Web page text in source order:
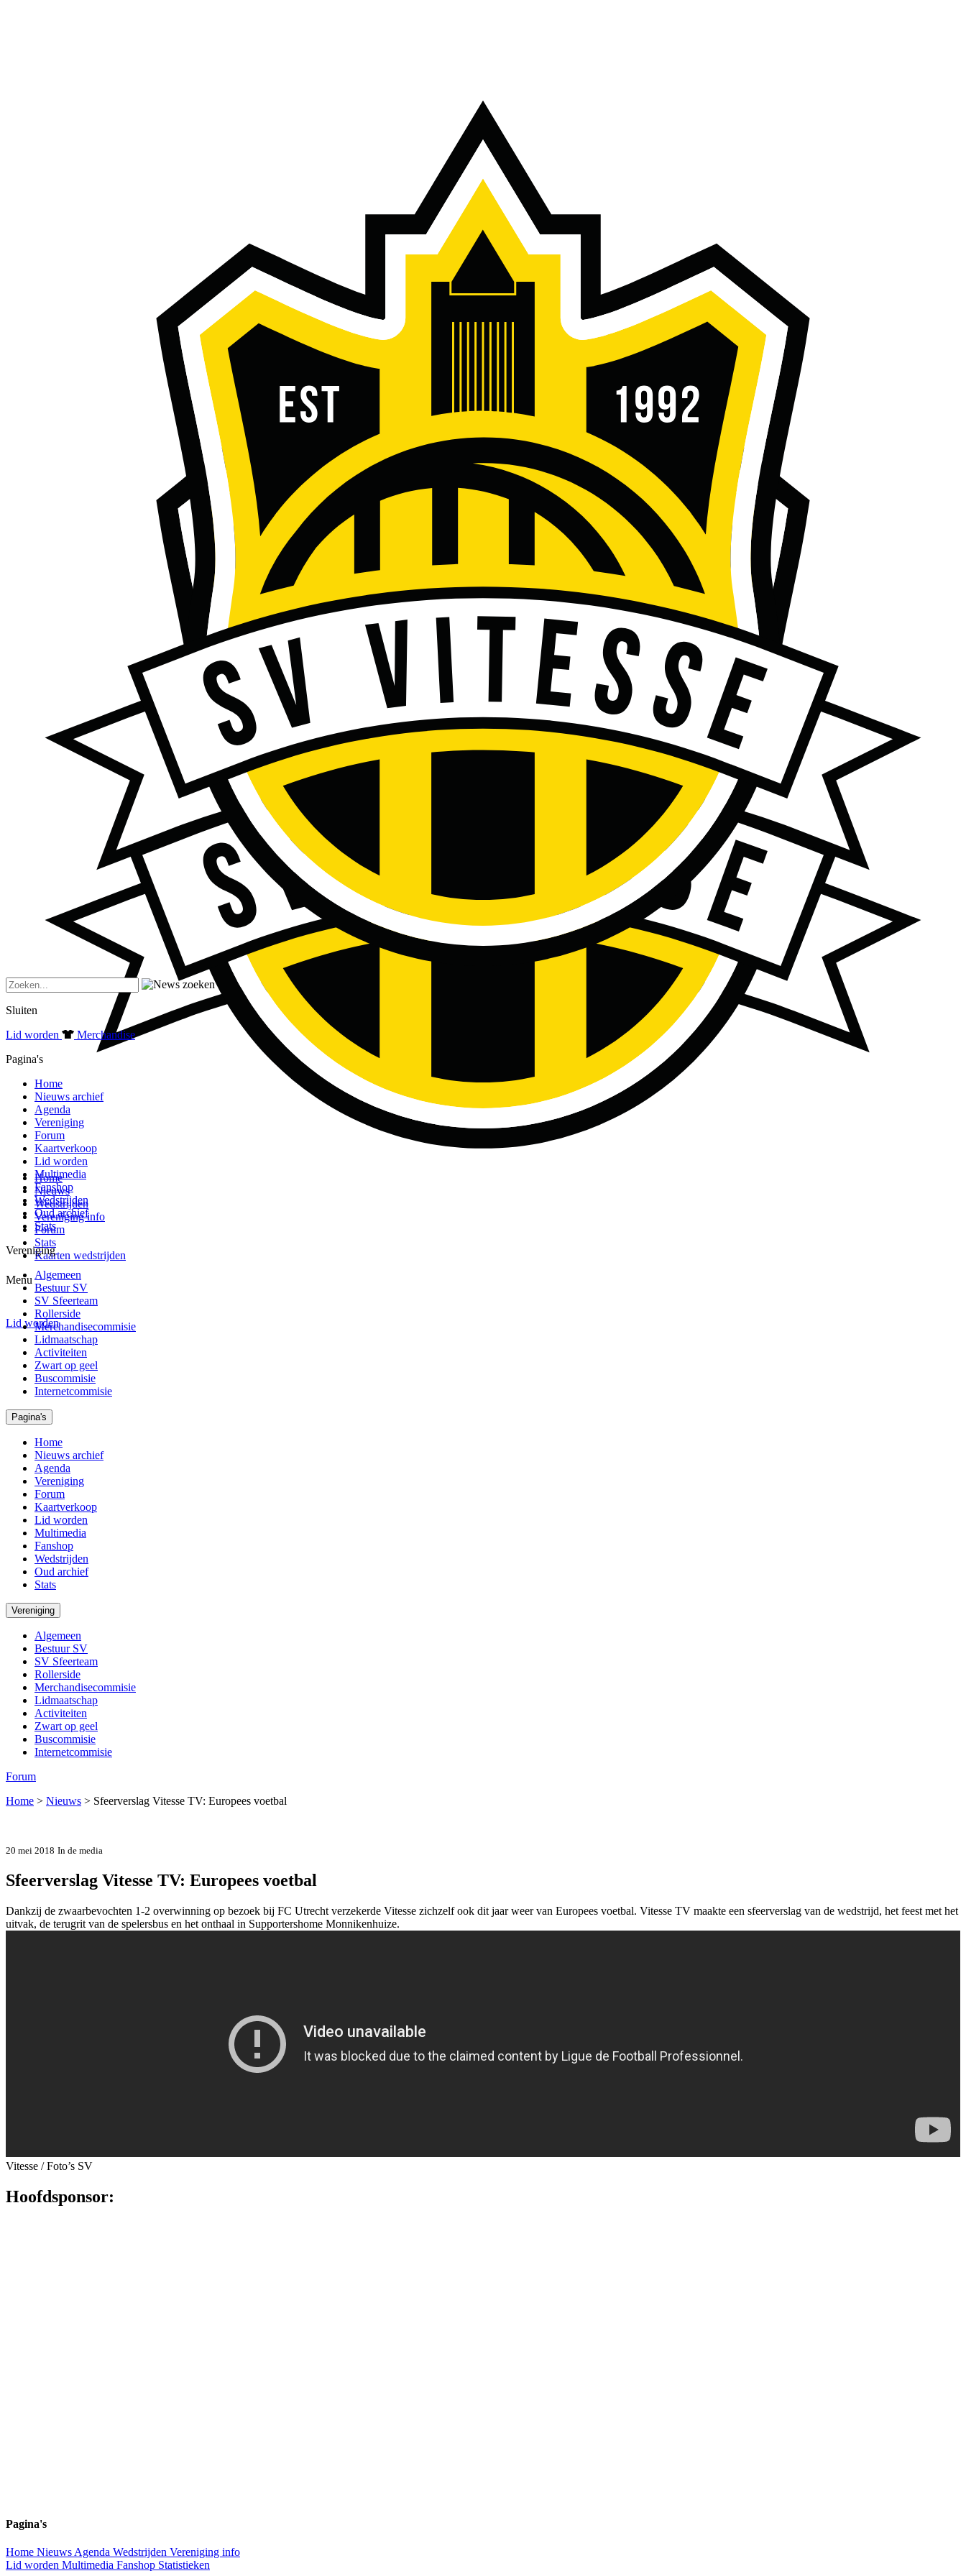
Home
Nieuws
Wedstrijden
Vereniging info
Forum
Stats
Kaarten wedstrijden
Menu
Lid worden
Sluiten
Lid worden
Merchandise
Pagina's
Home
Nieuws archief
Agenda
Vereniging
Forum
Kaartverkoop
Lid worden
Multimedia
Fanshop
Wedstrijden
Oud archief
Stats
Vereniging
Algemeen
Bestuur SV
SV Sfeerteam
Rollerside
Merchandisecommisie
Lidmaatschap
Activiteiten
Zwart op geel
Buscommisie
Internetcommisie
Pagina's
Home
Nieuws archief
Agenda
Vereniging
Forum
Kaartverkoop
Lid worden
Multimedia
Fanshop
Wedstrijden
Oud archief
Stats
Vereniging
Algemeen
Bestuur SV
SV Sfeerteam
Rollerside
Merchandisecommisie
Lidmaatschap
Activiteiten
Zwart op geel
Buscommisie
Internetcommisie
Forum
Home > Nieuws > Sfeerverslag Vitesse TV: Europees voetbal
20 mei 2018 In de media
Sfeerverslag Vitesse TV: Europees voetbal
Dankzij de zwaarbevochten 1-2 overwinning op bezoek bij FC Utrecht verzekerde Vitesse zichzelf ook dit jaar weer van Europees voetbal. Vitesse TV maakte een sfeerverslag van de wedstrijd, het feest met het
uitvak, de terugrit van de spelersbus en het onthaal in Supportershome Monnikenhuize.
Vitesse / Foto’s SV
Hoofdsponsor:
Pagina's
Home Nieuws Agenda Wedstrijden Vereniging info
Lid worden Multimedia Fanshop Statistieken